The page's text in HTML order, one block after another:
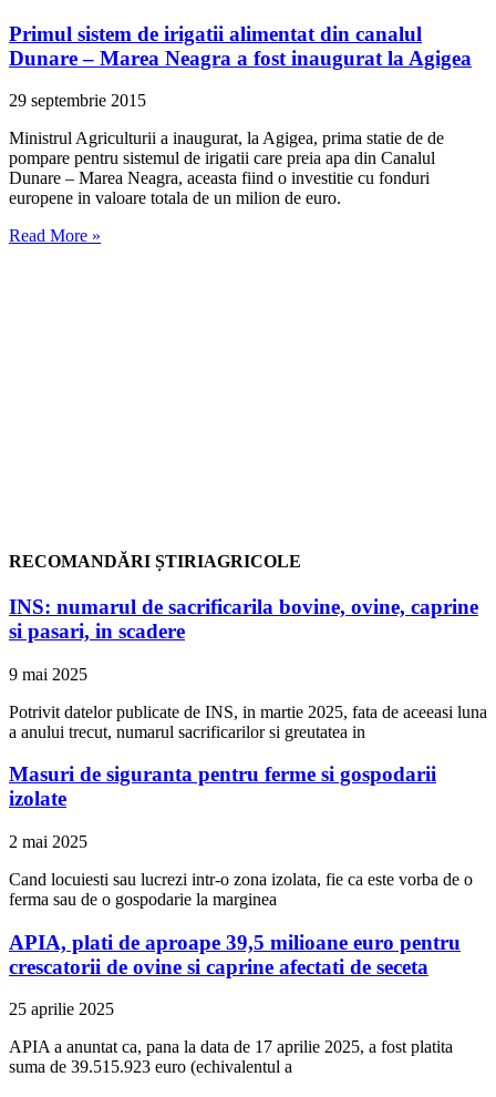
Primul sistem de irigatii alimentat din canalul
Dunare – Marea Neagra a fost inaugurat la Agigea
29 septembrie 2015
Ministrul Agriculturii a inaugurat, la Agigea, prima statie de de
pompare pentru sistemul de irigatii care preia apa din Canalul
Dunare – Marea Neagra, aceasta fiind o investitie cu fonduri
europene in valoare totala de un milion de euro.
Read More »
RECOMANDĂRI ȘTIRIAGRICOLE
INS: numarul de sacrificarila bovine, ovine, caprine
si pasari, in scadere
9 mai 2025
Potrivit datelor publicate de INS, in martie 2025, fata de aceeasi luna
a anului trecut, numarul sacrificarilor si greutatea in
Masuri de siguranta pentru ferme si gospodarii
izolate
2 mai 2025
Cand locuiesti sau lucrezi intr-o zona izolata, fie ca este vorba de o
ferma sau de o gospodarie la marginea
APIA, plati de aproape 39,5 milioane euro pentru
crescatorii de ovine si caprine afectati de seceta
25 aprilie 2025
APIA a anuntat ca, pana la data de 17 aprilie 2025, a fost platita
suma de 39.515.923 euro (echivalentul a